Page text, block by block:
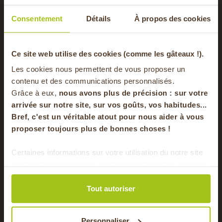
Consentement Détails À propos des cookies
Ce site web utilise des cookies (comme les gâteaux !).
Les cookies nous permettent de vous proposer un
contenu et des communications personnalisés.
Grâce à eux, nous avons plus de précision : sur votre
arrivée sur notre site, sur vos goûts, vos habitudes...
Bref, c'est un véritable atout pour nous aider à vous
proposer toujours plus de bonnes choses !
Certaines informations sur votre utilisation du notre site
de publicité et d'analyse. Ces données peuvent être
combinées avec d'autres informations que vous leur
avez fournies ou qu'ils ont collectées lors de votre
Tout autoriser
Commander mon panier raclette !
Pommes de terre rissolées,
Pour préparer des pommes de terre rissolées, il est
de pommes de terre qui ont une chair ferme et une
texture qui reste intacte à la cuisson.
-20% offerts sur
votre panier
en vous inscrivant à notre newsletter
Pour faire le plein chaque semaine de bons
produits locaux & de saison !